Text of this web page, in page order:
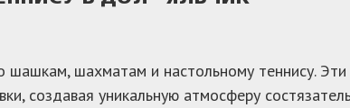
шахматам и настольному теннису.
создавая уникальную атмосферу